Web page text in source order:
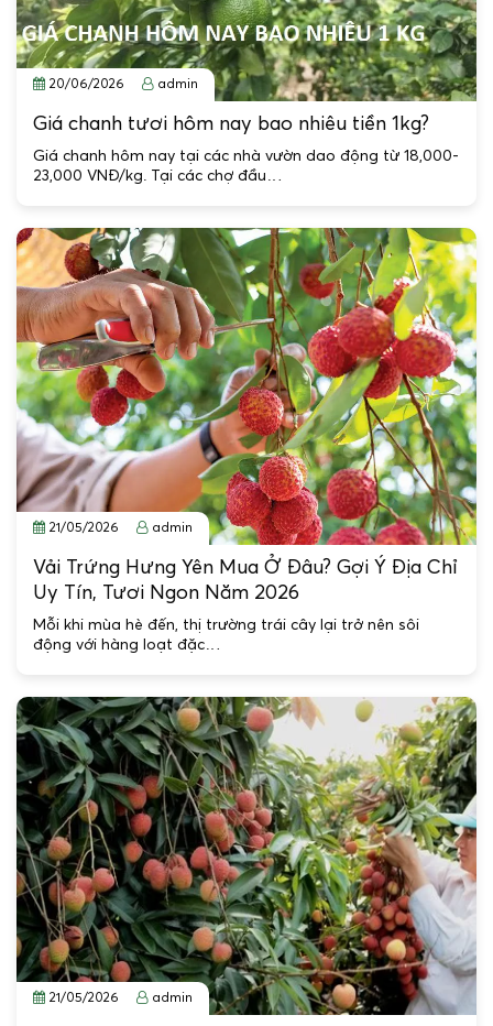
20/06/2026 admin
Giá chanh tươi hôm nay bao nhiêu tiền 1kg?
Giá chanh hôm nay tại các nhà vườn dao động từ 18,000-
23,000 VNĐ/kg. Tại các chợ đầu…
21/05/2026 admin
Vải Trứng Hưng Yên Mua Ở Đâu? Gợi Ý Địa Chỉ
Uy Tín, Tươi Ngon Năm 2026
Mỗi khi mùa hè đến, thị trường trái cây lại trở nên sôi
động với hàng loạt đặc…
21/05/2026 admin